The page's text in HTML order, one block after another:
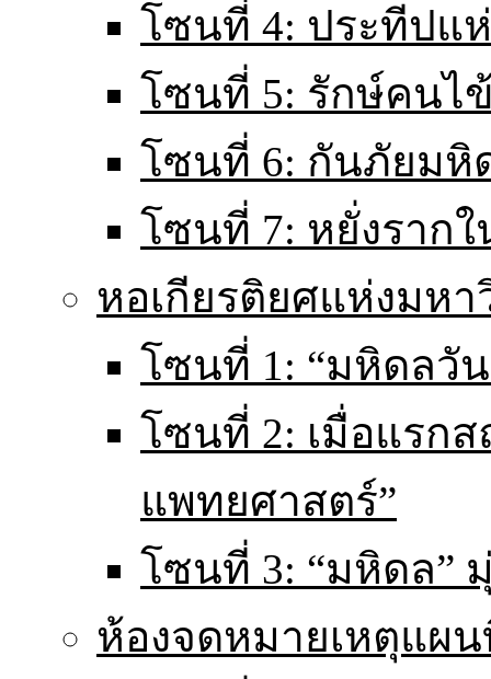
โซนที่ 4: ประทีปแ
โซนที่ 5: รักษ์คนไ
โซนที่ 6: กันภัยมหิ
โซนที่ 7: หยั่งราก
หอเกียรติยศแห่งมห
โซนที่ 1: “มหิดลวั
โซนที่ 2: เมื่อแรก
แพทยศาสตร์”
โซนที่ 3: “มหิดล”
ห้องจดหมายเหตุแผ